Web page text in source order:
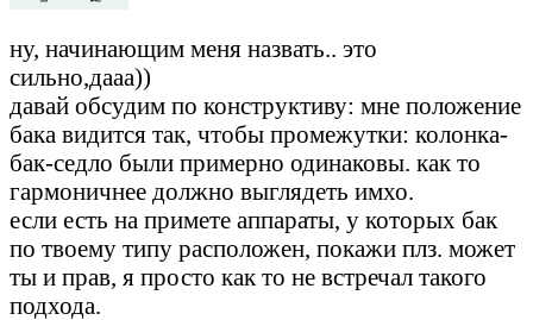
ну, начинающим меня назвать.. это
сильно,дааа))
давай обсудим по конструктиву: мне положение
бака видится так, чтобы промежутки: колонка-
бак-седло были примерно одинаковы. как то
гармоничнее должно выглядеть имхо.
если есть на примете аппараты, у которых бак
по твоему типу расположен, покажи плз. может
ты и прав, я просто как то не встречал такого
подхода.